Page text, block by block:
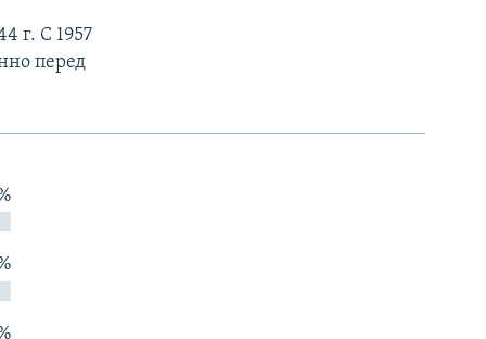
г. С 1957
перед